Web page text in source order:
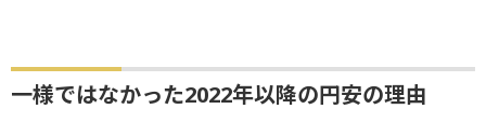
一様ではなかった2022年以降の円安の理由